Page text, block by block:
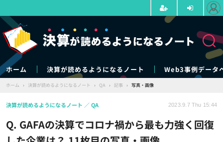
ホーム 決算が読めるようになるノート Web3事例データ
ホーム › 決算が読めるようになるノート › QA › 記事 › 写真・画像
Q. GAFAの決算でコロナ禍から最も力強く回復
決算が読めるようになるノート QA 2023.9.7 Thu 15:44